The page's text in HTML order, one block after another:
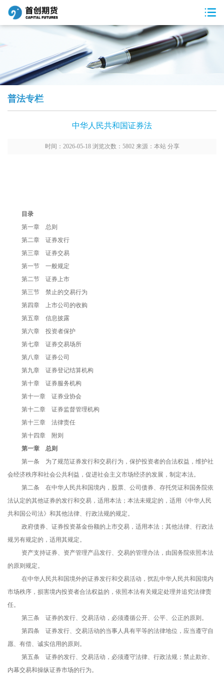
普法专栏
中华人民共和国证券法
时间：2026-05-18 浏览次数：5802 来源：本站 分享
目录
第一章 总则
第二章 证券发行
第三章 证券交易
第一节 一般规定
第二节 证券上市
第三节 禁止的交易行为
第四章 上市公司的收购
第五章 信息披露
第六章 投资者保护
第七章 证券交易场所
第八章 证券公司
第九章 证券登记结算机构
第十章 证券服务机构
第十一章 证券业协会
第十二章 证券监督管理机构
第十三章 法律责任
第十四章 附则
第一章 总则
第一条 为了规范证券发行和交易行为，保护投资者的合法权益，维护社
会经济秩序和社会公共利益，促进社会主义市场经济的发展，制定本法。
第二条 在中华人民共和国境内，股票、公司债券、存托凭证和国务院依
法认定的其他证券的发行和交易，适用本法；本法未规定的，适用《中华人民
共和国公司法》和其他法律、行政法规的规定。
政府债券、证券投资基金份额的上市交易，适用本法；其他法律、行政法
规另有规定的，适用其规定。
资产支持证券、资产管理产品发行、交易的管理办法，由国务院依照本法
的原则规定。
在中华人民共和国境外的证券发行和交易活动，扰乱中华人民共和国境内
市场秩序，损害境内投资者合法权益的，依照本法有关规定处理并追究法律责
任。
第三条 证券的发行、交易活动，必须遵循公开、公平、公正的原则。
第四条 证券发行、交易活动的当事人具有平等的法律地位，应当遵守自
愿、有偿、诚实信用的原则。
第五条 证券的发行、交易活动，必须遵守法律、行政法规；禁止欺诈、
内幕交易和操纵证券市场的行为。